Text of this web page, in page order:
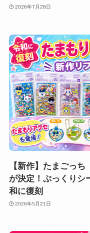
2026年7月28日
【新作】たまごっ
が決定！ぷっくりシ
和に復刻
2026年5月21日